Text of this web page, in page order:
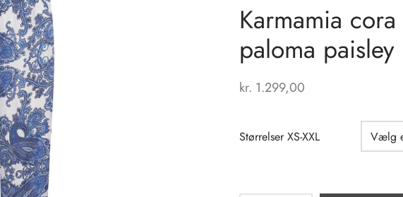
Karmamia
paloma
kr. 1.299,00
Størrelser XS-XXL